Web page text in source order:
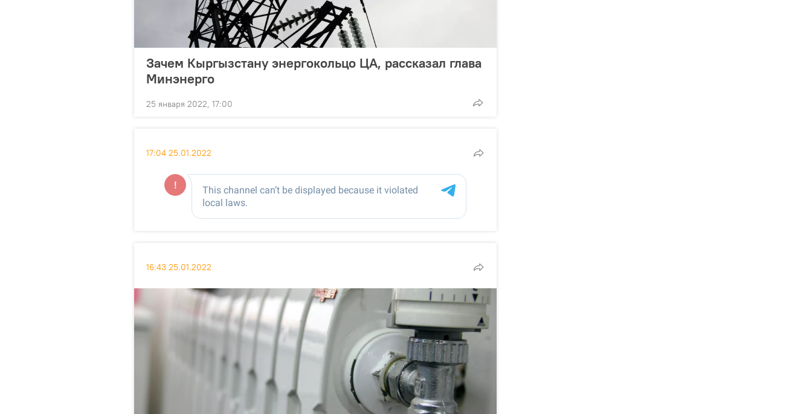
Зачем Кыргызстану энергокольцо ЦА, рассказал глава
Минэнерго
25 января 2022, 17:00
17:04 25.01.2022
16:43 25.01.2022